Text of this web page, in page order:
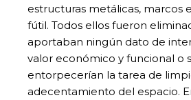
estructuras metálicas, marcos
fútil. Todos ellos fueron
aportaban ningún dato de
valor económico y funcional o
entorpecerían la tarea de
adecentamiento del espacio.